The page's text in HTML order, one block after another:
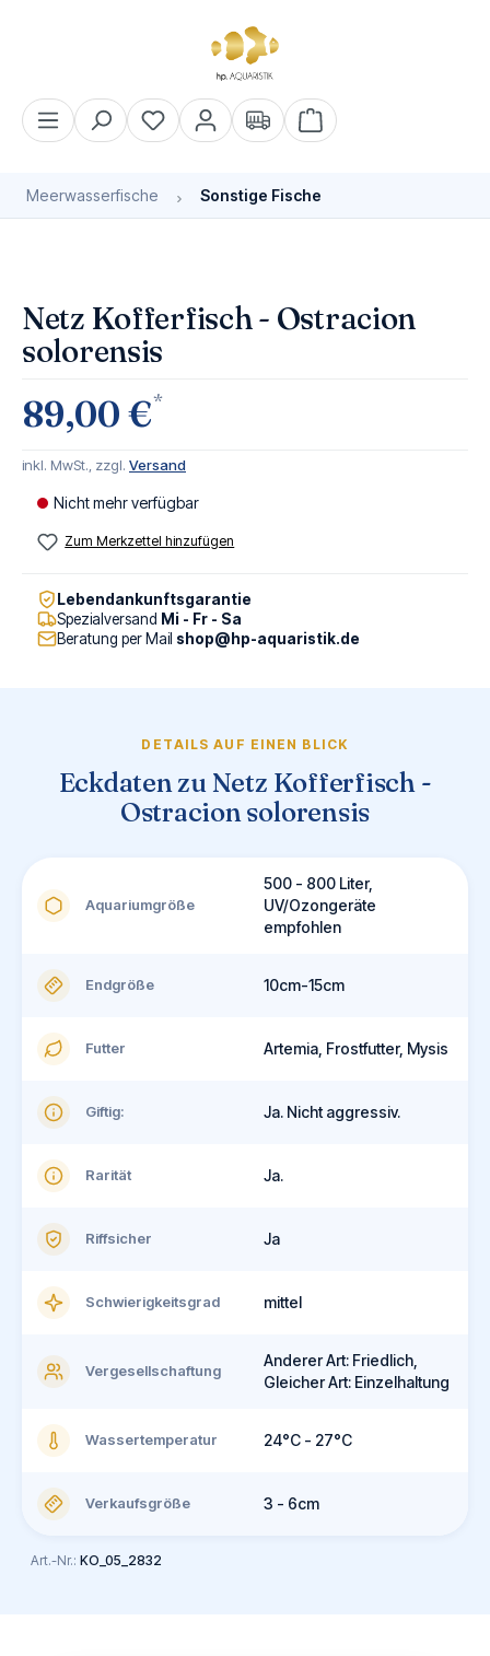
Warenkorb enthält 0
Meerwasserfische Sonstige Fische
Netz Kofferfisch - Ostracion
solorensis
89,00 €*
inkl. MwSt., zzgl. Versand
Nicht mehr verfügbar
Zum Merkzettel hinzufügen
Lebendankunftsgarantie
Spezialversand Mi - Fr - Sa
Beratung per Mail shop@hp-aquaristik.de
DETAILS AUF EINEN BLICK
Eckdaten zu Netz Kofferfisch -
Ostracion solorensis
Aquariumgröße
500 - 800 Liter,
UV/Ozongeräte
empfohlen
Endgröße 10cm-15cm
Futter Artemia, Frostfutter, Mysis
Giftig: Ja. Nicht aggressiv.
Rarität Ja.
Riffsicher Ja
Schwierigkeitsgrad mittel
Vergesellschaftung
Anderer Art: Friedlich,
Gleicher Art: Einzelhaltung
Wassertemperatur 24°C - 27°C
Verkaufsgröße 3 - 6cm
Art.-Nr.: KO_05_2832